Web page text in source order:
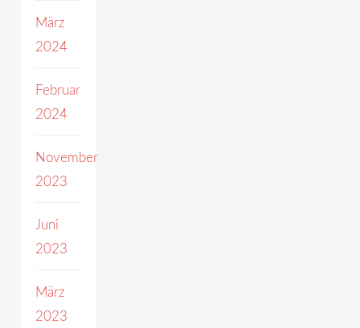
März
2024
Februar
2024
November
2023
Juni
2023
März
2023